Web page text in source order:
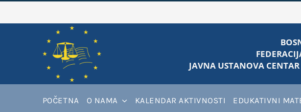
JAVNA USTANOVA
POČETNA O NAMA KALENDAR AKTIVNOSTI EDUKATIVNI